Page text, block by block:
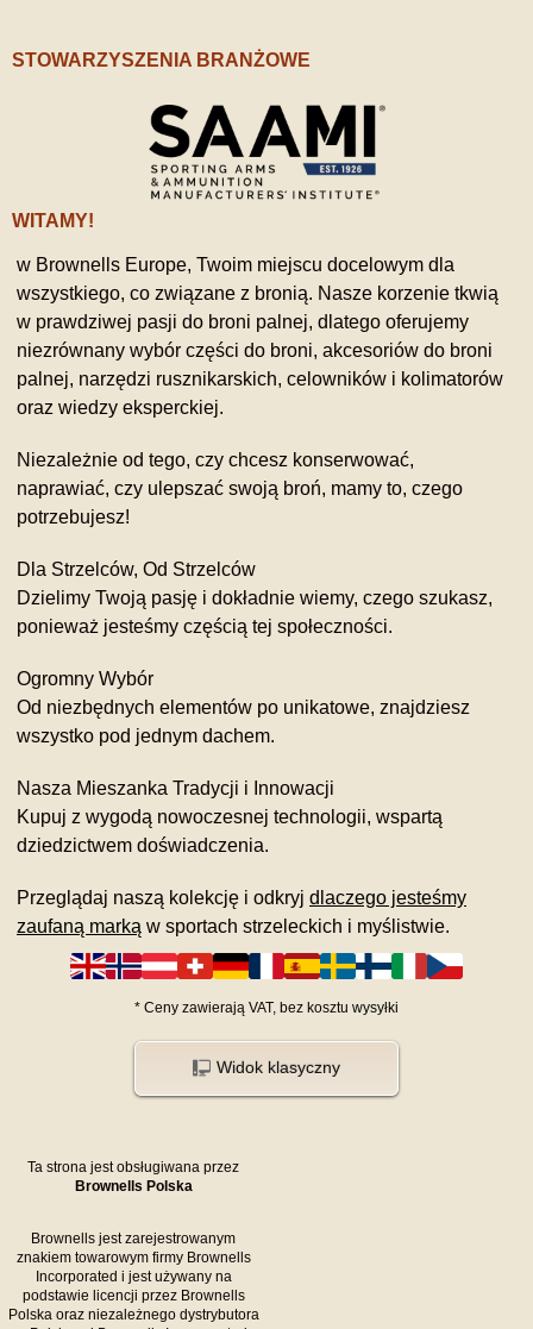
STOWARZYSZENIA BRANŻOWE
WITAMY!
w Brownells Europe, Twoim miejscu docelowym dla
wszystkiego, co związane z bronią. Nasze korzenie tkwią
w prawdziwej pasji do broni palnej, dlatego oferujemy
niezrównany wybór części do broni, akcesoriów do broni
palnej, narzędzi rusznikarskich, celowników i kolimatorów
oraz wiedzy eksperckiej.
Niezależnie od tego, czy chcesz konserwować,
naprawiać, czy ulepszać swoją broń, mamy to, czego
potrzebujesz!
Dla Strzelców, Od Strzelców
Dzielimy Twoją pasję i dokładnie wiemy, czego szukasz,
ponieważ jesteśmy częścią tej społeczności.
Ogromny Wybór
Od niezbędnych elementów po unikatowe, znajdziesz
wszystko pod jednym dachem.
Nasza Mieszanka Tradycji i Innowacji
Kupuj z wygodą nowoczesnej technologii, wspartą
dziedzictwem doświadczenia.
Przeglądaj naszą kolekcję i odkryj dlaczego jesteśmy
zaufaną marką w sportach strzeleckich i myślistwie.
* Ceny zawierają VAT, bez kosztu wysyłki
Widok klasyczny
Ta strona jest obsługiwana przez
Brownells Polska
Brownells jest zarejestrowanym
znakiem towarowym firmy Brownells
Incorporated i jest używany na
podstawie licencji przez Brownells
Polska oraz niezależnego dystrybutora